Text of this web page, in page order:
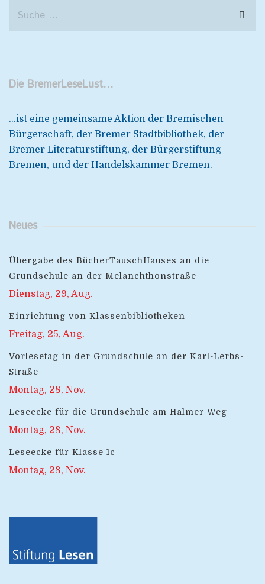
Die BremerLeseLust…
...ist eine gemeinsame Aktion der Bremischen
Bürgerschaft, der Bremer Stadtbibliothek, der
Bremer Literaturstiftung, der Bürgerstiftung
Bremen, und der Handelskammer Bremen.
Neues
Übergabe des BücherTauschHauses an die
Grundschule an der Melanchthonstraße
Dienstag, 29, Aug.
Einrichtung von Klassenbibliotheken
Freitag, 25, Aug.
Vorlesetag in der Grundschule an der Karl-Lerbs-
Straße
Montag, 28, Nov.
Leseecke für die Grundschule am Halmer Weg
Montag, 28, Nov.
Leseecke für Klasse 1c
Montag, 28, Nov.